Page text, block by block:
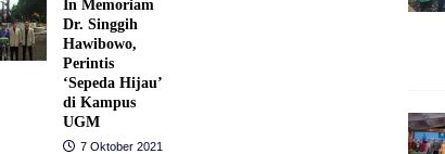
In Memoriam
Dr. Singgih
Hawibowo,
Perintis
‘Sepeda Hijau’
di Kampus
UGM
7 Oktober 2021